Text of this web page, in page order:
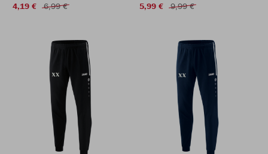
4,19 €
6,99 €
5,99 €
9,99 €